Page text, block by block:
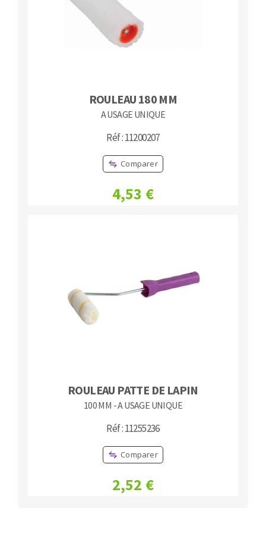
Ponceuses
Tours à métaux
Fraises scies
ROULEAU 180 MM
A USAGE UNIQUE
Réf : 11200207
Comparer
4,53 €
ROULEAU PATTE DE LAPIN
100 MM - A USAGE UNIQUE
Réf : 11255236
Comparer
2,52 €